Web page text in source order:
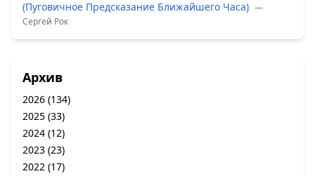
(Пуговичное Предсказание Ближайшего Часа) —
Сергей Рок
Архив
2026 (134)
2025 (33)
2024 (12)
2023 (23)
2022 (17)